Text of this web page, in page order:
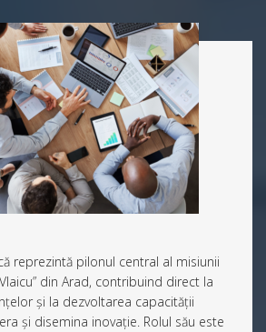
reprezintă pilonul central al misiunii
din Arad, contribuind direct la
și la dezvoltarea capacității
și disemina inovație. Rolul său este